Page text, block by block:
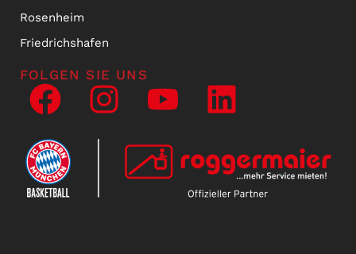
Rosenheim
Friedrichshafen
FOLGEN SIE UNS